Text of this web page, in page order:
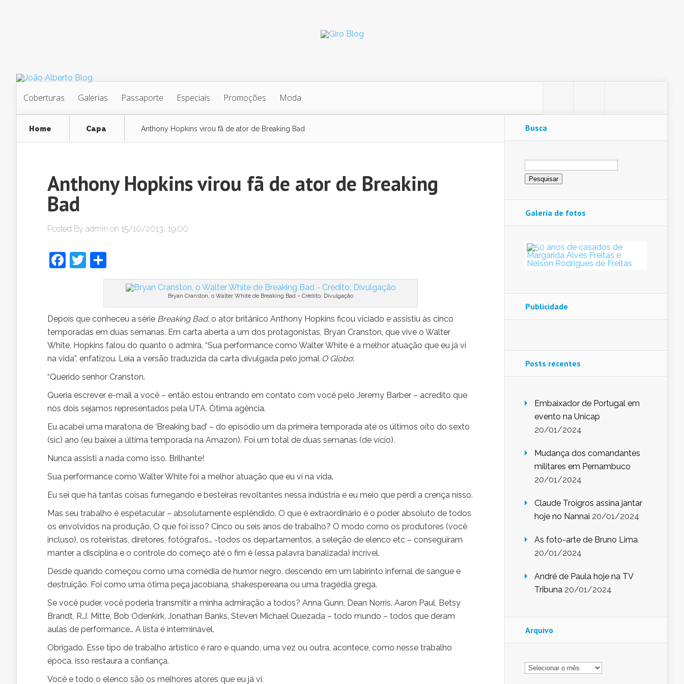
Coberturas Galerias Passaporte Especiais Promoções Moda
Home Capa Anthony Hopkins virou fã de ator de Breaking Bad
Anthony Hopkins virou fã de ator de Breaking
Bad
Posted By admin on 15/10/2013, 19:00
Facebook
Twitter
Bryan Cranston, o Walter White de Breaking Bad – Crédito: Divulgação
Depois que conheceu a série Breaking Bad, o ator britânico Anthony Hopkins ficou viciado e assistiu às cinco
temporadas em duas semanas. Em carta aberta a um dos protagonistas, Bryan Cranston, que vive o Walter
White, Hopkins falou do quanto o admira, “Sua performance como Walter White é a melhor atuação que eu já vi
na vida”, enfatizou. Leia a versão traduzida da carta divulgada pelo jornal O Globo:
“Querido senhor Cranston.
Queria escrever e-mail a você – então estou entrando em contato com você pelo Jeremy Barber – acredito que
nós dois sejamos representados pela UTA. Ótima agência.
Eu acabei uma maratona de ‘Breaking bad’ – do episódio um da primeira temporada até os últimos oito do sexto
(sic) ano (eu baixei a última temporada na Amazon). Foi um total de duas semanas (de vício).
Nunca assisti a nada como isso. Brilhante!
Sua performance como Walter White foi a melhor atuação que eu vi na vida.
Eu sei que há tantas coisas fumegando e besteiras revoltantes nessa indústria e eu meio que perdi a crença nisso.
Mas seu trabalho é espetacular – absolutamente esplêndido. O que é extraordinário é o poder absoluto de todos
os envolvidos na produção. O que foi isso? Cinco ou seis anos de trabalho? O modo como os produtores (você
incluso), os roteiristas, diretores, fotógrafos… -todos os departamentos, a seleção de elenco etc – conseguiram
manter a disciplina e o controle do começo até o fim é (essa palavra banalizada) incrível.
Desde quando começou como uma comédia de humor negro, descendo em um labirinto infernal de sangue e
destruição. Foi como uma ótima peça jacobiana, shakespereana ou uma tragédia grega.
Se você puder, você poderia transmitir a minha admiração a todos? Anna Gunn, Dean Norris, Aaron Paul, Betsy
Brandt, R.J. Mitte, Bob Odenkirk, Jonathan Banks, Steven Michael Quezada – todo mundo – todos que deram
aulas de performance… A lista é interminável.
Obrigado. Esse tipo de trabalho artístico é raro e quando, uma vez ou outra, acontece, como nesse trabalho
época, isso restaura a confiança.
Você e todo o elenco são os melhores atores que eu já vi.
Busca
Pesquisar
por:
Galeria de fotos
Publicidade
Posts recentes
Embaixador de Portugal em
evento na Unicap
20/01/2024
Mudança dos comandantes
militares em Pernambuco
20/01/2024
Claude Troigros assina jantar
hoje no Nannai 20/01/2024
As foto-arte de Bruno Lima
20/01/2024
André de Paula hoje na TV
Tribuna 20/01/2024
Arquivo
Arquivo